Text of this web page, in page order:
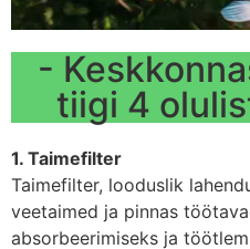
-
tiigi 4
1. Taimefilter
Taimefilter, looduslik
veetaimed ja pinnas
absorbeerimiseks ja